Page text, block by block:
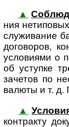
▲
ния
слу­жи­ва­ние
договоров,
условиями о
об уступке
зачетов по
валюты и т. д.
▲
кон­т­рак­ту